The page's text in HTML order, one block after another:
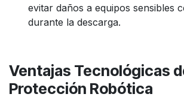
evitar daños a equipos sensibles
durante la descarga.
Ventajas Tecnológicas
Protección Robótica